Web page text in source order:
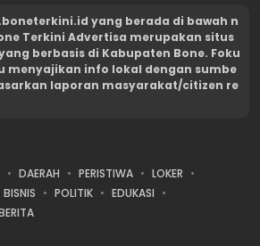
yang berada di bawah n
Terkini Advertisa merupakan situs
berbasis di Kabupaten Bone. Foku
menyajikan info lokal dengan sumbe
laporan masyarakat/citizen re
DAERAH PERISTIWA
LOKER
BISNIS POLITIK
EDUKASI